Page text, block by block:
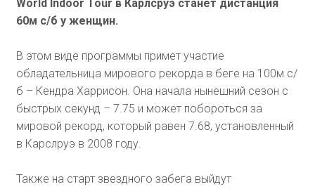
World Indoor Tour в Карлсруэ станет дистанция
60м с/б у женщин.
В этом виде программы примет участие
обладательница мирового рекорда в беге на 100м с/
б – Кендра Харрисон. Она начала нынешний сезон с
быстрых секунд – 7.75 и может побороться за
мировой рекорд, который равен 7.68, установленный
в Карслруэ в 2008 году.
Также на старт звездного забега выйдут